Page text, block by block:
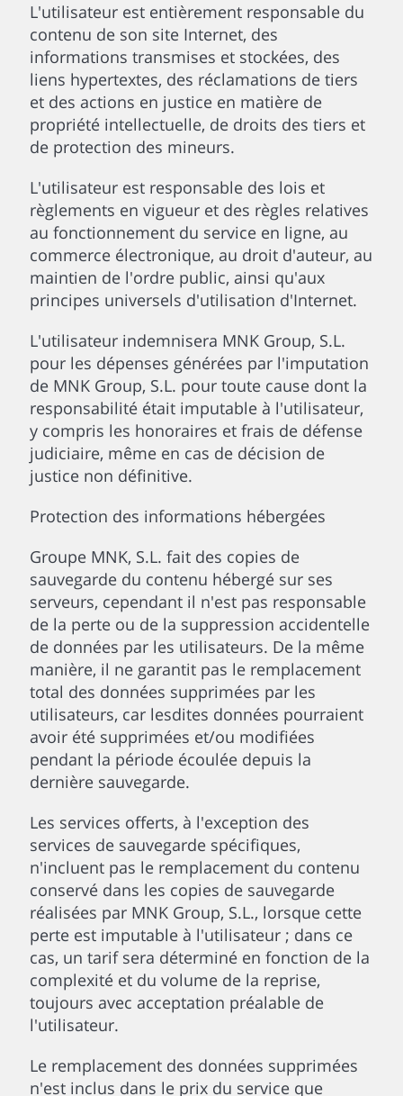
L'utilisateur est entièrement responsable du
contenu de son site Internet, des
informations transmises et stockées, des
liens hypertextes, des réclamations de tiers
et des actions en justice en matière de
propriété intellectuelle, de droits des tiers et
de protection des mineurs.
L'utilisateur est responsable des lois et
règlements en vigueur et des règles relatives
au fonctionnement du service en ligne, au
commerce électronique, au droit d'auteur, au
maintien de l'ordre public, ainsi qu'aux
principes universels d'utilisation d'Internet.
L'utilisateur indemnisera MNK Group, S.L.
pour les dépenses générées par l'imputation
de MNK Group, S.L. pour toute cause dont la
responsabilité était imputable à l'utilisateur,
y compris les honoraires et frais de défense
judiciaire, même en cas de décision de
justice non définitive.
Protection des informations hébergées
Groupe MNK, S.L. fait des copies de
sauvegarde du contenu hébergé sur ses
serveurs, cependant il n'est pas responsable
de la perte ou de la suppression accidentelle
de données par les utilisateurs. De la même
manière, il ne garantit pas le remplacement
total des données supprimées par les
utilisateurs, car lesdites données pourraient
avoir été supprimées et/ou modifiées
pendant la période écoulée depuis la
dernière sauvegarde.
Les services offerts, à l'exception des
services de sauvegarde spécifiques,
n'incluent pas le remplacement du contenu
conservé dans les copies de sauvegarde
réalisées par MNK Group, S.L., lorsque cette
perte est imputable à l'utilisateur ; dans ce
cas, un tarif sera déterminé en fonction de la
complexité et du volume de la reprise,
toujours avec acceptation préalable de
l'utilisateur.
Le remplacement des données supprimées
n'est inclus dans le prix du service que